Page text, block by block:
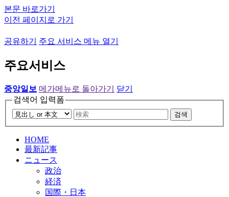
본문 바로가기
이전 페이지로 가기
공유하기 주요 서비스 메뉴 열기
주요서비스
중앙일보 메가메뉴로 돌아가기
닫기
검색어 입력폼
검색
HOME
最新記事
ニュース
政治
経済
国際・日本